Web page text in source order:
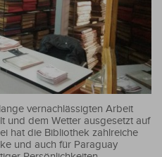
vernachlässigten Arbeit
und dem Wetter ausgesetzt auf
hat die Bibliothek zahlreiche
und auch für Paraguay